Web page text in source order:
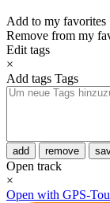
Add to my favorites
Remove from my
Edit tags
×
Add tags Tags
add remove
Open track
×
Open with GPS-